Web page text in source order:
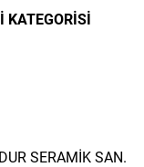
SERAMİK SAN.